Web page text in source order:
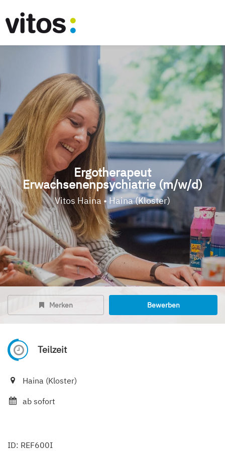
Ergotherapeut
Erwachsenenpsychiatrie (m/w/d)
Vitos Haina • Haina (Kloster)
Merken Bewerben
Teilzeit
Haina (Kloster)
ab sofort
ID: REF600I